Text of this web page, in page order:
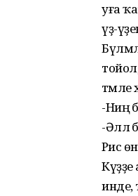
уға
үҙ-
-Ниңә
-
Рәис
инде,